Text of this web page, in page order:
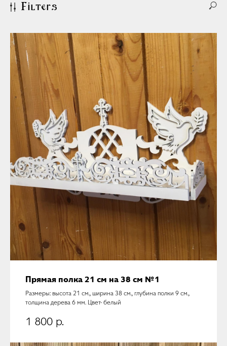
Filters
Прямая полка 21 см на 38 см №1
Размеры: высота 21 см., ширина 38 см., глубина полки 9 см.,
толщина дерева 6 мм. Цвет- белый
1 800 р.